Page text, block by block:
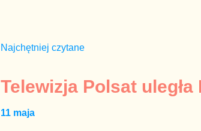
Najchętniej czytane
Telewizja Polsat uległa
11 maja